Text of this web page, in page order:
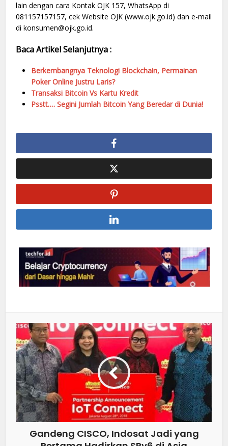
lain dengan cara Kontak OJK 157, WhatsApp di
081157157157, cek Website OJK (www.ojk.go.id) dan e-mail
di konsumen@ojk.go.id.
Baca Artikel Selanjutnya :
Berkembangnya Teknologi Blockchain, Permainan
Poker Online Justru Laris?
Transaksi Bitcoin Vs Kartu Kredit
Psstt…. Segini Jumlah Bitcoin Yang Beredar di Dunia!
Gandeng CISCO, Indosat Jadi yang